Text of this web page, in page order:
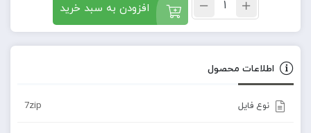
افزودن به سبد خرید
اطلاعات محصول
نوع فایل 7zip